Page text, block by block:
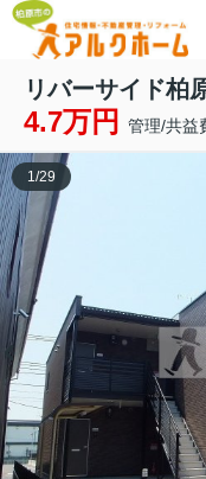
リバーサイド柏
4.7万円 管理/共益
1/29